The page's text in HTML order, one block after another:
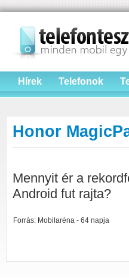
Hírek Telefonok
Honor
Mennyit ér a
Android fut rajta?
Forrás: Mobilaréna - 64 napja